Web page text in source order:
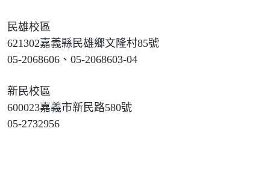
民雄校區
621302嘉義縣民雄鄉文隆村85號
05-2068606、05-2068603-04
新民校區
600023嘉義市新民路580號
05-2732956